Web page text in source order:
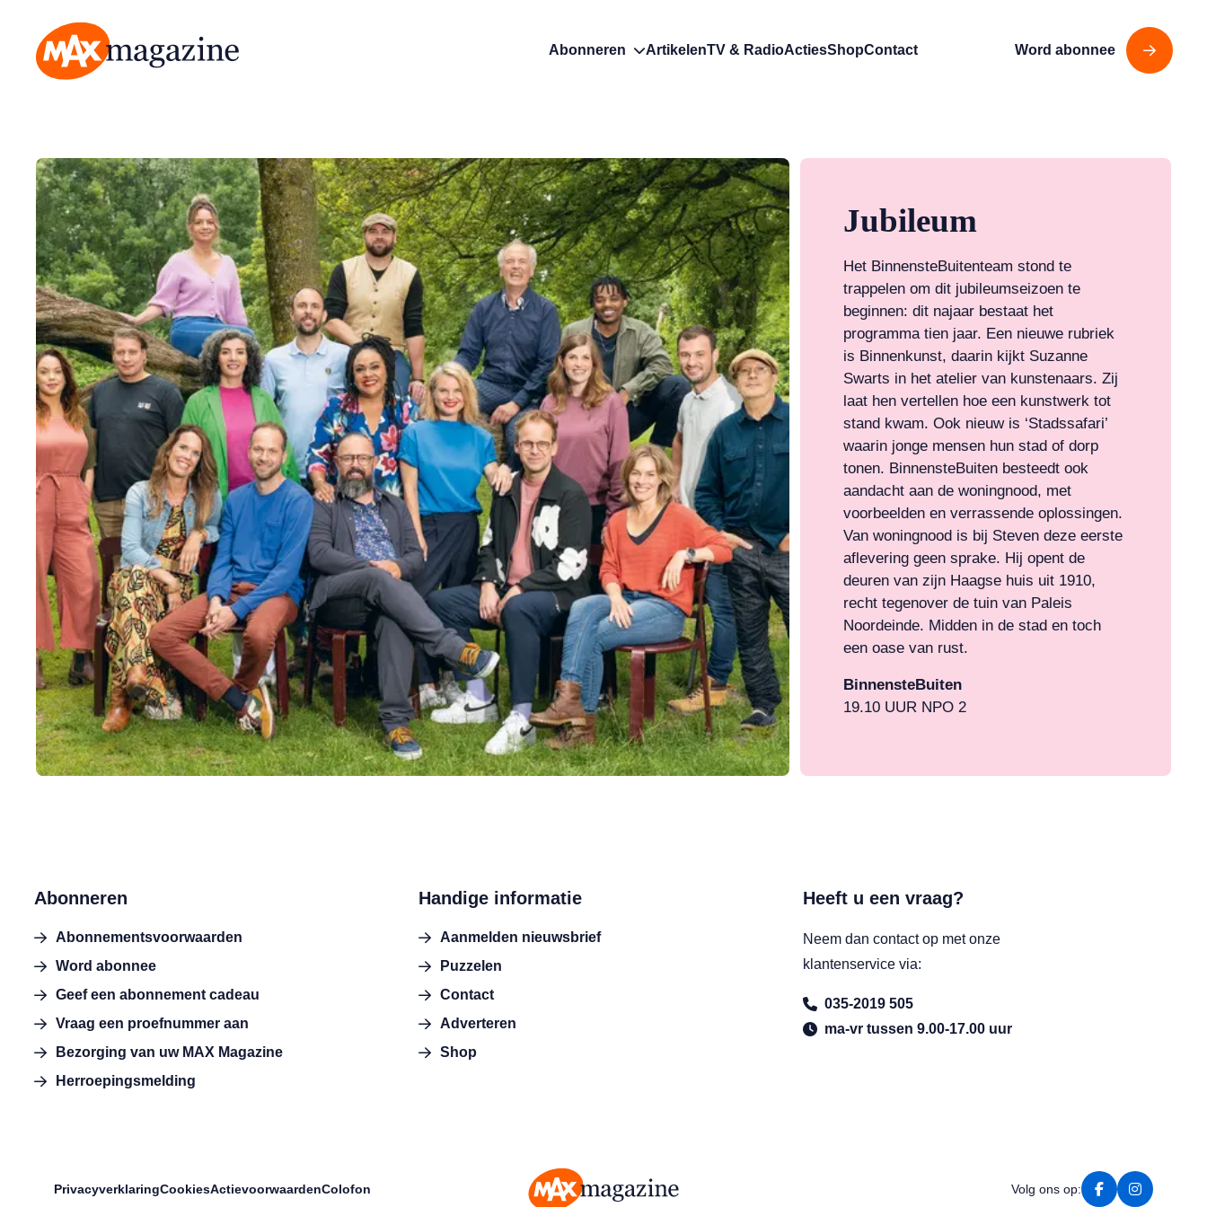
Abonneren ArtikelenTV & RadioActiesShopContact Word abonnee
Jubileum
Het BinnensteBuitenteam stond te
trappelen om dit jubileumseizoen te
beginnen: dit najaar bestaat het
programma tien jaar. Een nieuwe rubriek
is Binnenkunst, daarin kijkt Suzanne
Swarts in het atelier van kunstenaars. Zij
laat hen vertellen hoe een kunstwerk tot
stand kwam. Ook nieuw is ‘Stadssafari’
waarin jonge mensen hun stad of dorp
tonen. BinnensteBuiten besteedt ook
aandacht aan de woningnood, met
voorbeelden en verrassende oplossingen.
Van woningnood is bij Steven deze eerste
aflevering geen sprake. Hij opent de
deuren van zijn Haagse huis uit 1910,
recht tegenover de tuin van Paleis
Noordeinde. Midden in de stad en toch
een oase van rust.
BinnensteBuiten
19.10 UUR NPO 2
Abonneren
Abonnementsvoorwaarden
Word abonnee
Geef een abonnement cadeau
Vraag een proefnummer aan
Bezorging van uw MAX Magazine
Herroepingsmelding
Handige informatie
Aanmelden nieuwsbrief
Puzzelen
Contact
Adverteren
Shop
Heeft u een vraag?
Neem dan contact op met onze
klantenservice via:
035-2019 505
ma-vr tussen 9.00-17.00 uur
PrivacyverklaringCookiesActievoorwaardenColofon Volg ons op: